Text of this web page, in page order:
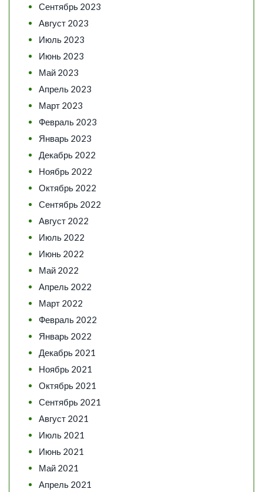
Сентябрь 2023
Август 2023
Июль 2023
Июнь 2023
Май 2023
Апрель 2023
Март 2023
Февраль 2023
Январь 2023
Декабрь 2022
Ноябрь 2022
Октябрь 2022
Сентябрь 2022
Август 2022
Июль 2022
Июнь 2022
Май 2022
Апрель 2022
Март 2022
Февраль 2022
Январь 2022
Декабрь 2021
Ноябрь 2021
Октябрь 2021
Сентябрь 2021
Август 2021
Июль 2021
Июнь 2021
Май 2021
Апрель 2021